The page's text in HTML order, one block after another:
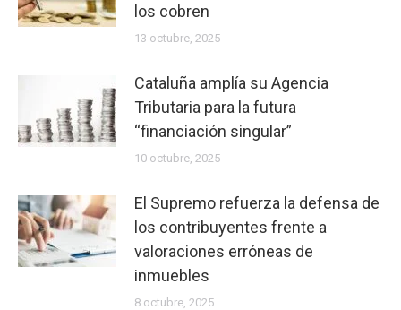
los cobren
13 octubre, 2025
Cataluña amplía su Agencia
Tributaria para la futura
“financiación singular”
10 octubre, 2025
El Supremo refuerza la defensa de
los contribuyentes frente a
valoraciones erróneas de
inmuebles
8 octubre, 2025